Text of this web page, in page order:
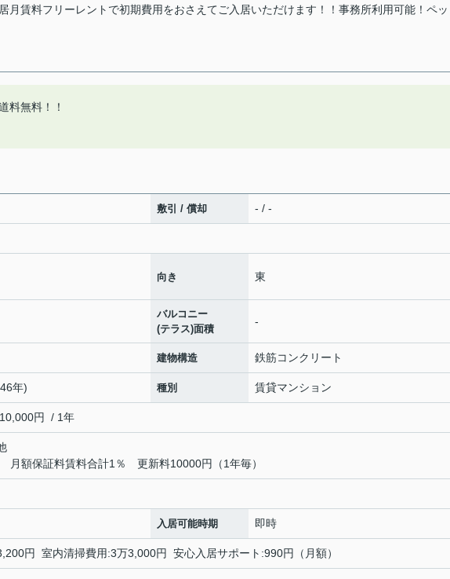
月賃料フリーレントで初期費用をおさえてご入居いただけます！！事務所利用可能！ペ
料無料！！
敷引 / 償却 - / -
向き 東
バルコニー
(テラス)面積
-
建物構造 鉄筋コンクリート
年) 種別 賃貸マンション
円 / 1年
月額保証料賃料合計1％ 更新料10000円（1年毎）
入居可能時期 即時
円 室内清掃費用:3万3,000円 安心入居サポート:990円（月額）